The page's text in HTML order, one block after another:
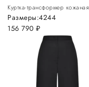
Куртка-трансформер кожаная
156 790 руб.
Размеры:4244